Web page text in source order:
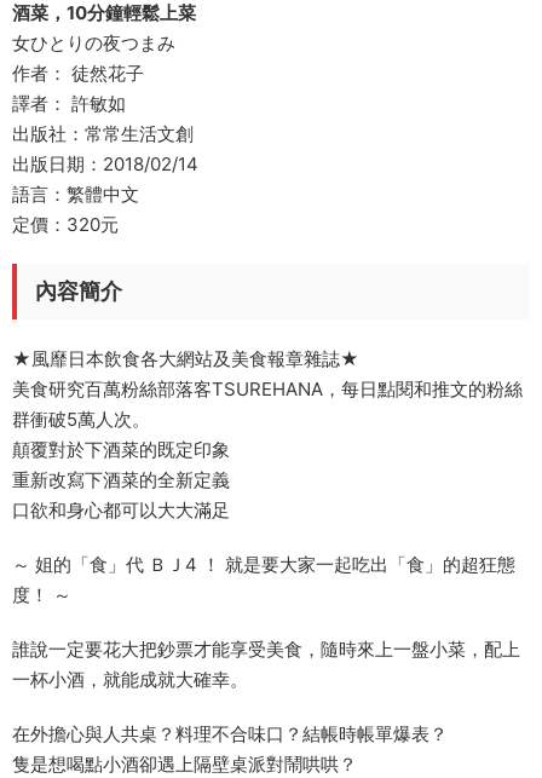
酒菜，10分鐘輕鬆上菜
女ひとりの夜つまみ
作者： 徒然花子
譯者： 許敏如
出版社：常常生活文創
出版日期：2018/02/14
語言：繁體中文
定價：320元
內容簡介
★風靡日本飲食各大網站及美食報章雜誌★
美食研究百萬粉絲部落客TSUREHANA，每日點閱和推文的粉絲
群衝破5萬人次。
顛覆對於下酒菜的既定印象
重新改寫下酒菜的全新定義
口欲和身心都可以大大滿足
～ 姐的「食」代 ＢＪ4 ！ 就是要大家一起吃出「食」的超狂態
度！ ～
誰說一定要花大把鈔票才能享受美食，隨時來上一盤小菜，配上
一杯小酒，就能成就大確幸。
在外擔心與人共桌？料理不合味口？結帳時帳單爆表？
隻是想喝點小酒卻遇上隔壁桌派對鬧哄哄？